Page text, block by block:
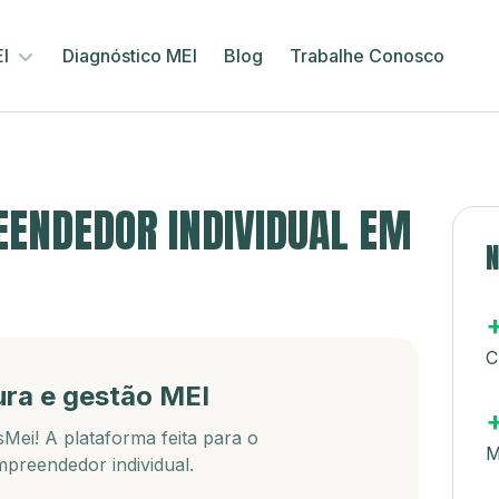
Diagnóstico MEI Blog Trabalhe Conosco
INDIVIDUAL EM
e gestão MEI
A plataforma feita para o
individual.